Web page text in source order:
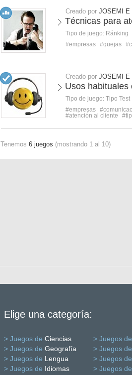
Creado por JOSEMI E
Técnicas para
Tipo de juego: Ránking
#empresas #quejas
Creado por JOSEMI E
Usos habituales
Tipo de juego: Tipo Test
#empresas
#atención al cliente
Tenemos 6 juegos (mostrando 1 al 10)
Elige una categoría:
> Juegos de Ciencias > Juegos de
> Juegos de Geografía > Juegos de
> Juegos de Lengua > Juegos de
> Juegos de Idiomas > Juegos de